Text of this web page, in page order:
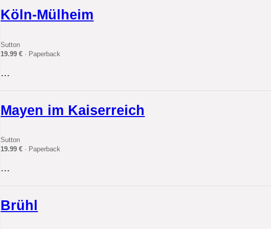
Köln-Mülheim
Sutton
19.99 € · Paperback
...
Mayen im Kaiserreich
Sutton
19.99 € · Paperback
...
Brühl